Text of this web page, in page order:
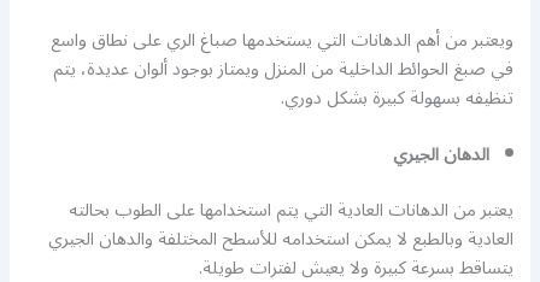
ويعتبر من أهم الدهانات التي يستخدمها صباغ الري على نطاق واسع
في صبغ الحوائط الداخلية من المنزل ويمتاز بوجود ألوان عديدة، يتم
تنظيفه بسهولة كبيرة بشكل دوري.
الدهان الجيري
يعتبر من الدهانات العادية التي يتم استخدامها على الطوب بحالته
العادية وبالطبع لا يمكن استخدامه للأسطح المختلفة والدهان الجيري
يتساقط بسرعة كبيرة ولا يعيش لفترات طويلة.